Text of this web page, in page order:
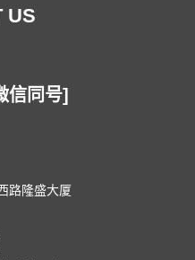
US
信同号]
路隆盛大厦